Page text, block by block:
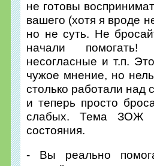
не готовы
вашего (хотя я вроде
но не суть. Не
начали помогать!
несогласные и т.п.
чужое мнение, но
столько работали над
и теперь просто
слабых. Тема ЗОЖ
состояния.
- Вы реально